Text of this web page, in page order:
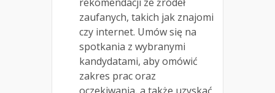
zaufanych, takich jak znajomi
czy internet. Umów się na
spotkania z wybranymi
kandydatami, aby omówić
zakres prac oraz